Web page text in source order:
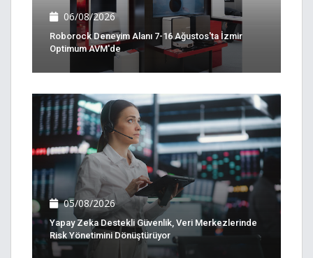
06/08/2026
Roborock Deneyim Alanı 7-16 Ağustos'ta İzmir
Optimum AVM'de
05/08/2026
Yapay Zeka Destekli Güvenlik, Veri Merkezlerinde
Risk Yönetimini Dönüştürüyor